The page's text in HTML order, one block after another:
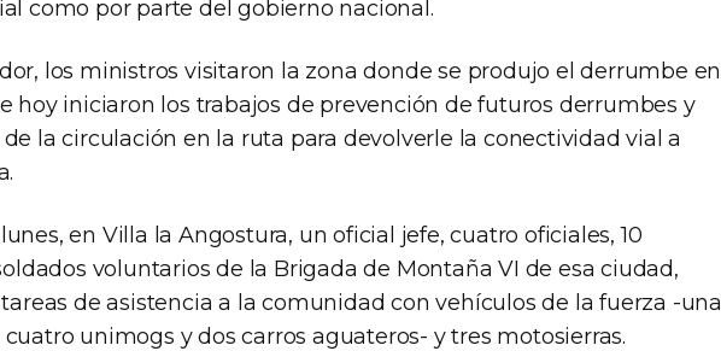
como por parte del gobierno nacional.
los ministros visitaron la zona donde se produjo el derrumbe en
hoy iniciaron los trabajos de prevención de futuros derrumbes y
la circulación en la ruta para devolverle la conectividad vial a
en Villa la Angostura, un oficial jefe, cuatro oficiales, 10
voluntarios de la Brigada de Montaña VI de esa ciudad,
de asistencia a la comunidad con vehículos de la fuerza -una
unimogs y dos carros aguateros- y tres motosierras.